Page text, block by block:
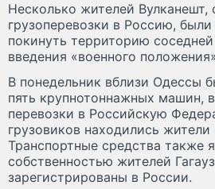
Несколько жителей
грузоперевозки в Россию,
покинуть территорию
введения «военного
В понедельник вблизи Одессы
пять крупнотоннажных машин,
перевозки в Российскую
грузовиков находились жители
Транспортные средства также
собственностью жителей
зарегистрированы в России.